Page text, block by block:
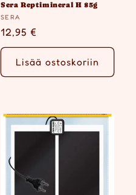
Sera Reptimineral H 85g
Myyjä:
SERA
Normaalihinta
12,95 €
Lisää ostoskoriin